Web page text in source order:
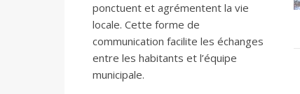
ponctuent et agrémentent la vie
locale. Cette forme de
communication facilite les échanges
entre les habitants et l’équipe
municipale.